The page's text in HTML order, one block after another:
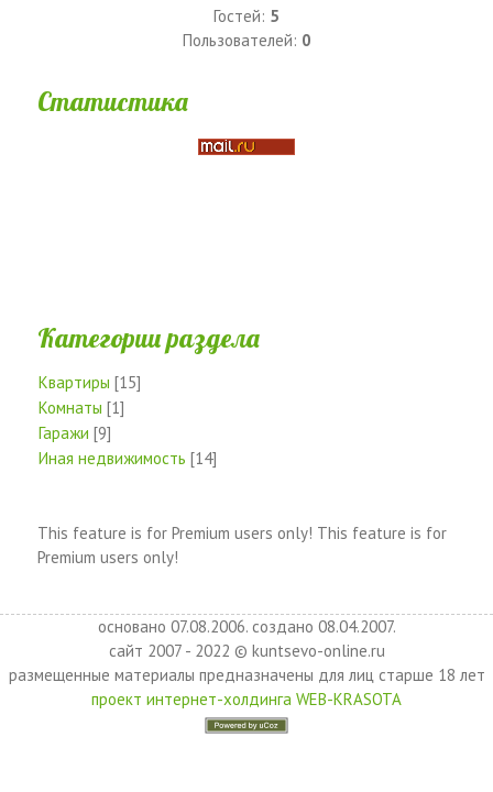
Гостей: 5
Пользователей: 0
Статистика
Категории раздела
Квартиры [15]
Комнаты [1]
Гаражи [9]
Иная недвижимость [14]
This feature is for Premium users only! This feature is for
Premium users only!
основано 07.08.2006. создано 08.04.2007.
сайт 2007 - 2022 © kuntsevo-online.ru
размещенные материалы предназначены для лиц старше 18 лет
проект интернет-холдинга WEB-KRASOTA